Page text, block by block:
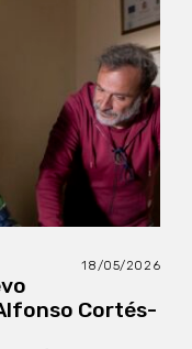
18/05/2026
Cortés-